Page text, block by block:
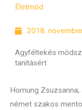
Életmód
2018.
Agyféltekés
tanításért
Hornung
német szakos